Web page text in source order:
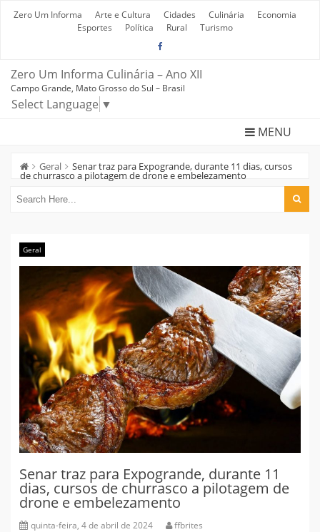
Zero Um Informa Arte e Cultura Cidades Culinária
Economia
Esportes
Política Rural Turismo
Zero Um Informa Culinária – Ano XII
Campo Grande, Mato Grosso do Sul – Brasil
Select Language ▼
MENU
Geral Senar traz para Expogrande, durante 11 dias, cursos
de churrasco a pilotagem de drone e embelezamento
Geral
Senar traz para Expogrande, durante 11
dias, cursos de churrasco a pilotagem de
drone e embelezamento
quinta-feira, 4 de abril de 2024 ffbrites